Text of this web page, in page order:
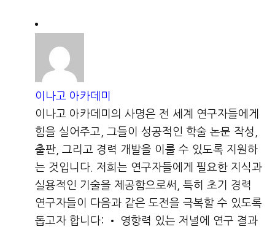
이나고 아카데미
이나고 아카데미의 사명은 전 세계 연구자들에게
힘을 실어주고, 그들이 성공적인 학술 논문 작성,
출판, 그리고 경력 개발을 이룰 수 있도록 지원하
는 것입니다. 저희는 연구자들에게 필요한 지식과
실용적인 기술을 제공함으로써, 특히 초기 경력
연구자들이 다음과 같은 도전을 극복할 수 있도록
돕고자 합니다: • 영향력 있는 저널에 연구 결과